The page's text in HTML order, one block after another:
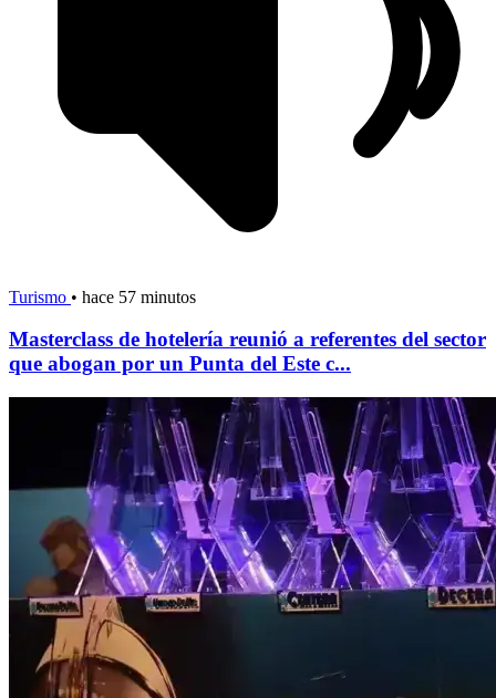
Turismo • hace 57 minutos
Masterclass de hotelería reunió a referentes del sector
que abogan por un Punta del Este c...